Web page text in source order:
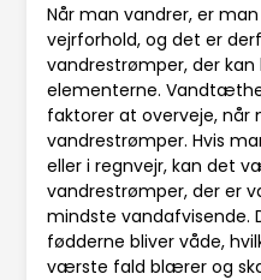
Når man vandrer, er
vejrforhold, og det er
vandrestrømper, der
elementerne.
faktorer at overveje,
vandrestrømper. Hvis
eller i regnvejr, kan det
vandrestrømper, der er
mindste vandafvisende.
fødderne bliver våde,
værste fald blærer og